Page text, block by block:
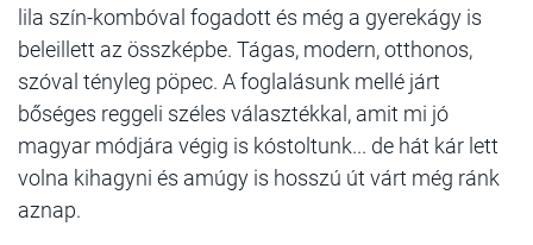
lila szín-kombóval fogadott és még a gyerekágy is
beleillett az összképbe. Tágas, modern, otthonos,
szóval tényleg pöpec. A foglalásunk mellé járt
bőséges reggeli széles választékkal, amit mi jó
magyar módjára végig is kóstoltunk... de hát kár lett
volna kihagyni és amúgy is hosszú út várt még ránk
aznap.